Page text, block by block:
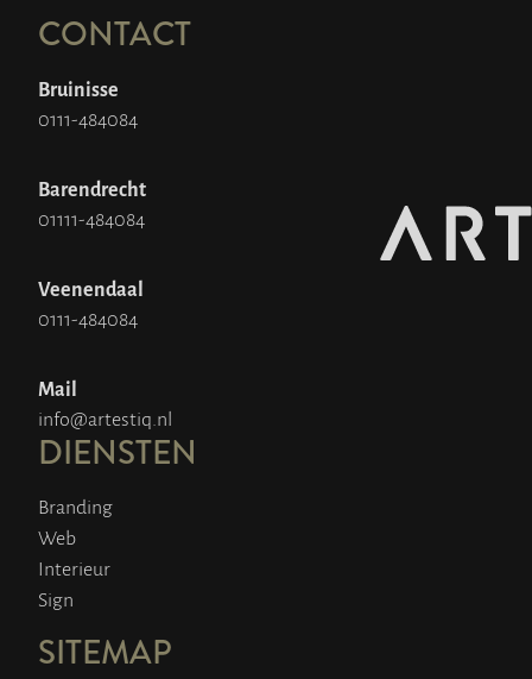
CONTACT
Bruinisse
0111-484084
Barendrecht
01111-484084
Veenendaal
0111-484084
Mail
info@artestiq.nl
DIENSTEN
Branding
Web
Interieur
Sign
SITEMAP